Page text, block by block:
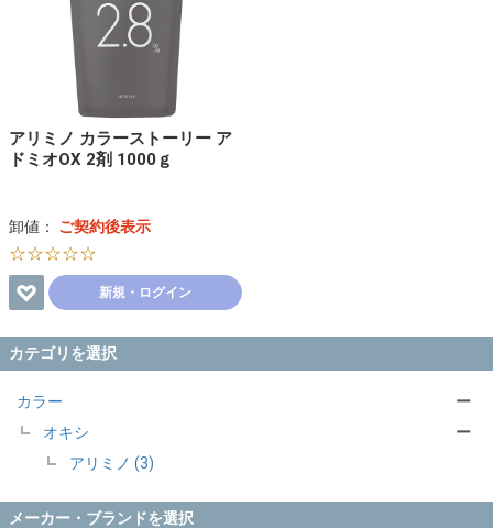
カテゴリを選択
カラー
オキシ
アリミノ (3)
ー
ー
メーカー・ブランドを選択
アリミノ カラーストーリー ア
ドミオOX 2剤 1000ｇ
卸値： ご契約後表示
☆☆☆☆☆
新規・ログイン